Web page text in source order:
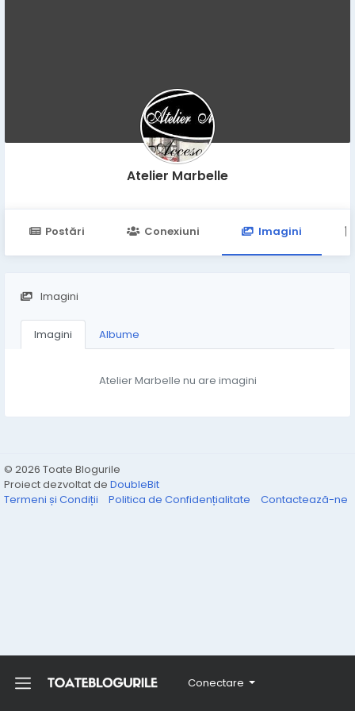
Conectare
Atelier Marbelle
Postări Conexiuni Imagini
Imagini
Imagini Albume
Atelier Marbelle nu are imagini
© 2026 Toate Blogurile
Proiect dezvoltat de DoubleBit
Termeni și Condiții
Politica de Confidențialitate Contactează-ne